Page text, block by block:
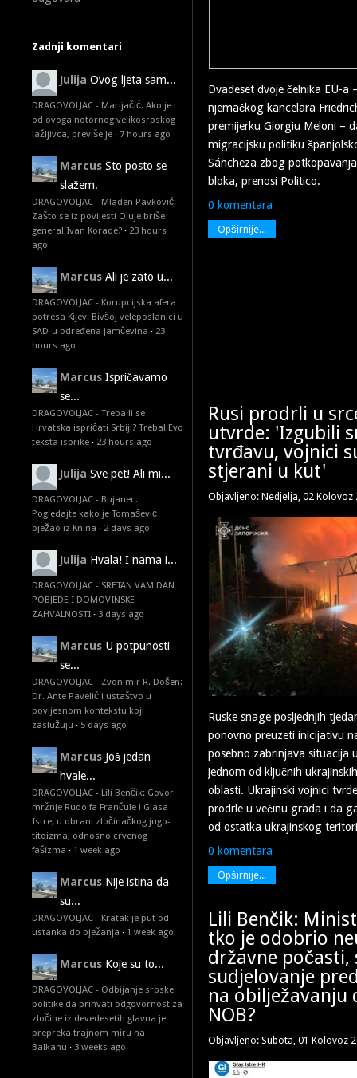
Zadnji komentari
Julija Ovog ljeta sam...
DRAGOVOLJAC - Marijačić: Ako je i
od ovoga notornog velikosrpskog
lažljivca, previše je · 7 hours ago
Marcus Sto posto se
slažem.
DRAGOVOLJAC - Mladen Pavković:
Zašto se iz povijesti Oluje briše
general Ivan Korade? · 23 hours
ago
Marcus Ali je zato u...
DRAGOVOLJAC - Korupcijska afera
potresa Kijev: Bivšoj veleposlanici u
SAD-u određena jamčevina · 23
hours ago
Marcus Ispričavamo
se...
DRAGOVOLJAC - Treba li se
Hrvatska ispričati Srbiji? Treba! Evo
teksta isprike · 23 hours ago
Julija Sve pet! Ali mi...
DRAGOVOLJAC - Bujanec:
Pogledajte kako je Tomašević
bježao iz Knina · 2 days ago
Julija Hvala! I nama i...
DRAGOVOLJAC - SRETAN VAM DAN
POBJEDE I DOMOVINSKE
ZAHVALNOSTI · 3 days ago
Marcus U potpunosti
se...
DRAGOVOLJAC - Zvonimir R. Došen:
Dr. Ante Pavelić i ustaštvo u
povijesnom kontekstu koji
zaslužuju · 5 days ago
Marcus Još jedan
hvale...
DRAGOVOLJAC - Lili Benčik: Govor
mržnje Rudolfa Frančule i Glasa
Istre, u obrani zločinačkog jugo-
titoizma, odnosno crvenog
fašizma · 1 week ago
Marcus Nije istina da
su...
DRAGOVOLJAC - Kratak je put od
ustanka do bježanja · 1 week ago
Marcus Koje su to...
DRAGOVOLJAC - Odbijanje srpske
politike da prihvati odgovornost za
zločine iz devedesetih glavna je
prepreka trajnom miru na
Balkanu · 3 weeks ago
Dvadeset dvoje čelnika EU-a
njemačkog kancelara
premijerku Giorgiu Meloni –
migracijsku politiku
Sáncheza zbog
bloka, prenosi Politico.
0 komentara
Opširnije...
Rusi prodrli u
utvrde: 'Izgubili
tvrđavu, vojnici
stjerani u kut'
Objavljeno: Nedjelja, 02 Kolovoz
Ruske snage posljednjih
ponovno preuzeti inicijativu
posebno zabrinjava situacija
jednom od ključnih
oblasti. Ukrajinski vojnici
prodrle u većinu grada i da
od ostatka ukrajinskog
0 komentara
Opširnije...
Lili Benčik:
tko je odobrio
državne počasti,
sudjelovanje
na obilježavanju
NOB?
Objavljeno: Subota, 01 Kolovoz